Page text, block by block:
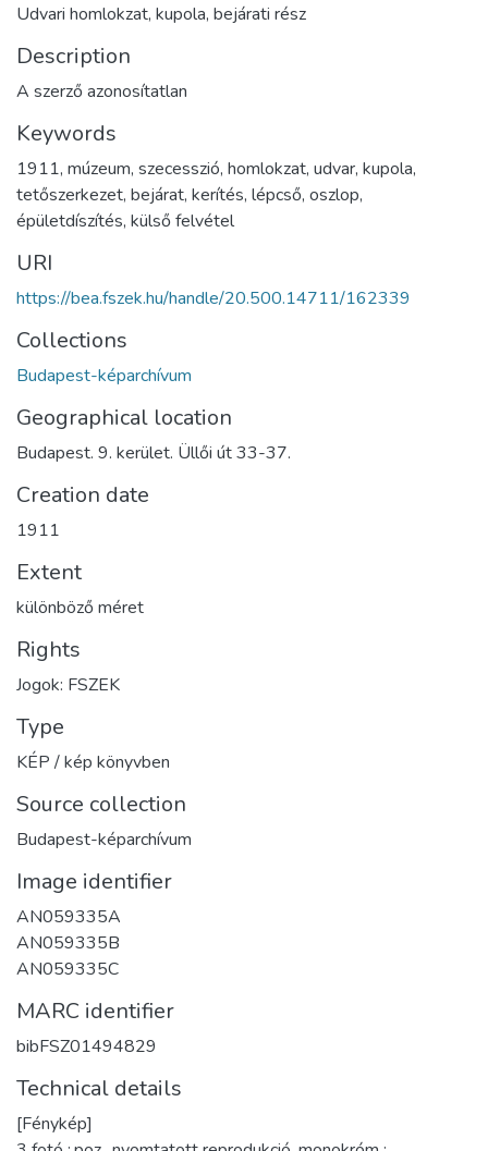
Udvari homlokzat, kupola, bejárati rész
Description
A szerző azonosítatlan
Keywords
1911, múzeum, szecesszió, homlokzat, udvar, kupola,
tetőszerkezet, bejárat, kerítés, lépcső, oszlop,
épületdíszítés, külső felvétel
URI
https://bea.fszek.hu/handle/20.500.14711/162339
Collections
Budapest-képarchívum
Geographical location
Budapest. 9. kerület. Üllői út 33-37.
Creation date
1911
Extent
különböző méret
Rights
Jogok: FSZEK
Type
KÉP / kép könyvben
Source collection
Budapest-képarchívum
Image identifier
AN059335A
AN059335B
AN059335C
MARC identifier
bibFSZ01494829
Technical details
[Fénykép]